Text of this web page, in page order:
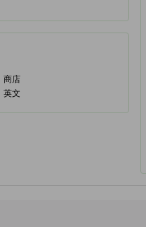
商店
英文